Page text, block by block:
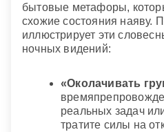
бытовые метафоры,
схожие состояния наяву.
иллюстрирует эти
ночных видений:
«Околачивать
реальных задач
тратите силы на